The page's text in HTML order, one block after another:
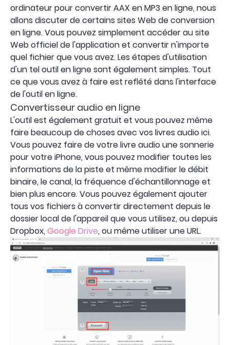
ordinateur pour convertir AAX en MP3 en ligne, nous
allons discuter de certains sites Web de conversion
en ligne. Vous pouvez simplement accéder au site
Web officiel de l'application et convertir n'importe
quel fichier que vous avez. Les étapes d'utilisation
d'un tel outil en ligne sont également simples. Tout
ce que vous avez à faire est reflété dans l'interface
de l'outil en ligne.
Convertisseur audio en ligne
L'outil est également gratuit et vous pouvez même
faire beaucoup de choses avec vos livres audio ici.
Vous pouvez faire de votre livre audio une sonnerie
pour votre iPhone, vous pouvez modifier toutes les
informations de la piste et même modifier le débit
binaire, le canal, la fréquence d'échantillonnage et
bien plus encore. Vous pouvez également ajouter
tous vos fichiers à convertir directement depuis le
dossier local de l'appareil que vous utilisez, ou depuis
Dropbox, Google Drive, ou même utiliser une URL.